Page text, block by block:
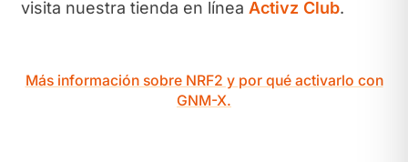
visita nuestra tienda en línea Activz Club.
Más información sobre NRF2 y por qué activarlo con
GNM-X.